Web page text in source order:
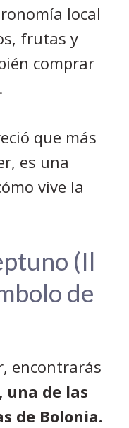
local
frutas y
comprar
que más
es una
vive la
(Il
de
encontrarás
una de las
de Bolonia.